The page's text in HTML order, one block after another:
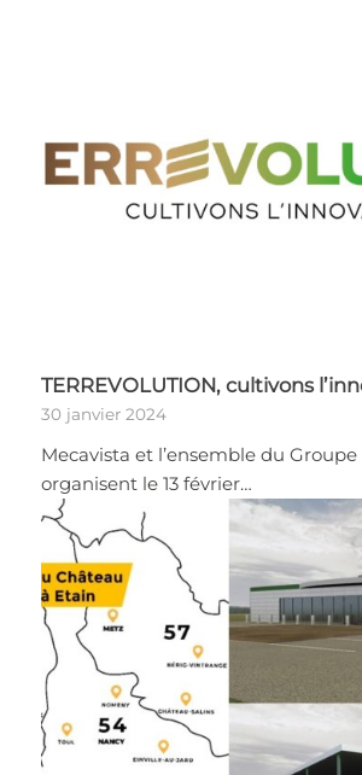
TERREVOLUTION, cultivons
30 janvier 2024
Mecavista et l’ensemble du Groupe
organisent le 13 février…